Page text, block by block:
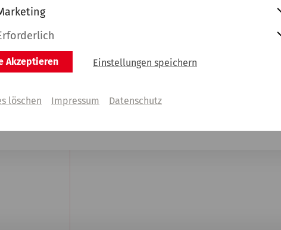
Akzeptieren Einstellungen speichern
löschen Impressum Datenschutz
20. April 2026 | 20:00 Uhr Kunstpalast, Robert-Schumann-Saal
Andreeva
Concours international de piano d’Orléans 2024
Veranstaltung